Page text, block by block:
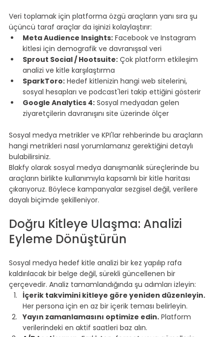
Veri toplamak için platforma özgü araçların yanı sıra şu
üçüncü taraf araçlar da işinizi kolaylaştırır:
Meta Audience Insights: Facebook ve Instagram
kitlesi için demografik ve davranışsal veri
Sprout Social / Hootsuite: Çok platform etkileşim
analizi ve kitle karşılaştırma
SparkToro: Hedef kitlenizin hangi web sitelerini,
sosyal hesapları ve podcast'leri takip ettiğini gösterir
Google Analytics 4: Sosyal medyadan gelen
ziyaretçilerin davranışını site üzerinde ölçer
Sosyal medya metrikler ve KPI'lar rehberinde bu araçların
hangi metrikleri nasıl yorumlamanız gerektiğini detaylı
bulabilirsiniz.
Blakfy olarak sosyal medya danışmanlık süreçlerinde bu
araçların birlikte kullanımıyla kapsamlı bir kitle haritası
çıkarıyoruz. Böylece kampanyalar sezgisel değil, verilere
dayalı biçimde şekilleniyor.
Doğru Kitleye Ulaşma: Analizi
Eyleme Dönüştürün
Sosyal medya hedef kitle analizi bir kez yapılıp rafa
kaldırılacak bir belge değil, sürekli güncellenen bir
çerçevedir. Analiz tamamlandığında şu adımları izleyin:
İçerik takvimini kitleye göre yeniden düzenleyin.
Her persona için en az bir içerik teması belirleyin.
Yayın zamanlamasını optimize edin. Platform
verilerindeki en aktif saatleri baz alın.